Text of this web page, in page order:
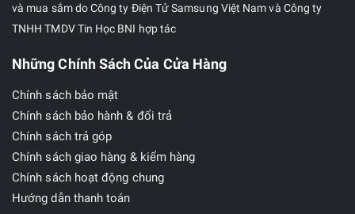
và mua sắm do Công ty Điện Tử Samsung Việt Nam và Công ty
TNHH TMDV Tin Học BNI hợp tác
Những Chính Sách Của Cửa Hàng
Chính sách bảo mật
Chính sách bảo hành & đổi trả
Chính sách trả góp
Chính sách giao hàng & kiểm hàng
Chính sách hoạt động chung
Hướng dẫn thanh toán